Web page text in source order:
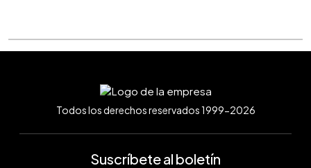
Todos los derechos reservados 1999-2026
Suscríbete al boletín